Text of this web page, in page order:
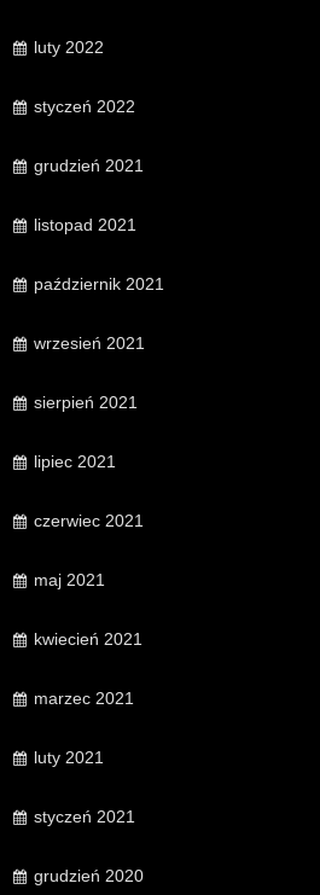
luty 2022
styczeń 2022
grudzień 2021
listopad 2021
październik 2021
wrzesień 2021
sierpień 2021
lipiec 2021
czerwiec 2021
maj 2021
kwiecień 2021
marzec 2021
luty 2021
styczeń 2021
grudzień 2020